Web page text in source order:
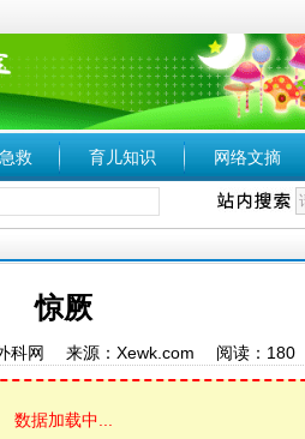
救 育儿知识 网络文摘
惊厥
科网 来源：Xewk.com 阅读： 180
数据加载中...